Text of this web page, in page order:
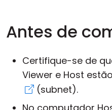
Antes de
Certifique-se de
Viewer e Host
(subnet).